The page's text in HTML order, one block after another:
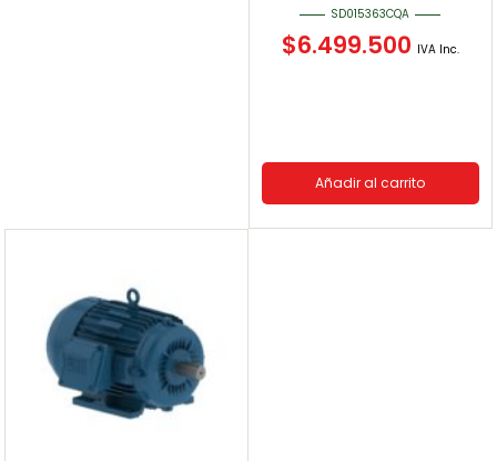
SD015363CQA
$6.499.500 IVA Inc.
Añadir al carrito